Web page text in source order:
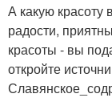
А какую красоту
радости,
красоты - вы
откройте